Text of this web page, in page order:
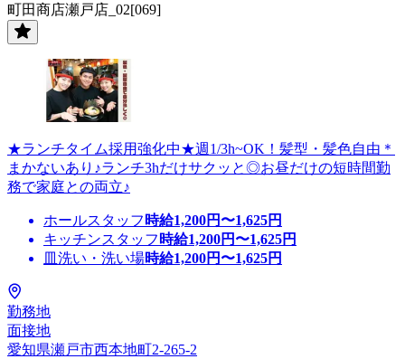
町田商店瀬戸店_02[069]
★ランチタイム採用強化中★週1/3h~OK！髪型・髪色自由＊
まかないあり♪ランチ3hだけサクッと◎お昼だけの短時間勤
務で家庭との両立♪
ホールスタッフ 時給1,200円〜1,625円
キッチンスタッフ 時給1,200円〜1,625円
皿洗い・洗い場時給1,200円〜1,625円
勤務地
面接地
愛知県瀬戸市西本地町2-265-2